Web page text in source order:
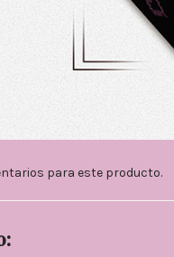
para este producto.